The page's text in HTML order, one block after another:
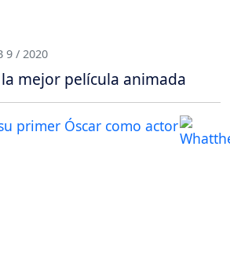
9 / 2020
la mejor película animada